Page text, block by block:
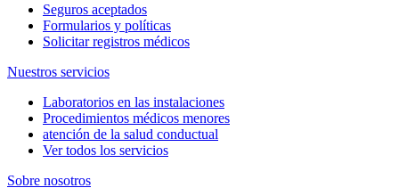
Seguros aceptados
Formularios y políticas
Solicitar registros médicos
Nuestros servicios
Laboratorios en las instalaciones
Procedimientos médicos menores
atención de la salud conductual
Ver todos los servicios
Sobre nosotros